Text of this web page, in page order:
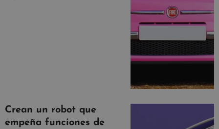
Crean un robot que
empeña funciones de